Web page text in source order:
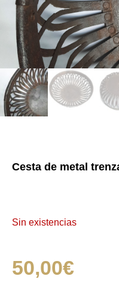
Cesta de metal
Sin existencias
50,00€